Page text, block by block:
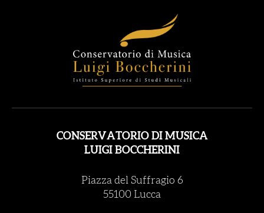
CONSERVATORIO DI MUSICA
LUIGI BOCCHERINI
Piazza del Suffragio 6
55100 Lucca